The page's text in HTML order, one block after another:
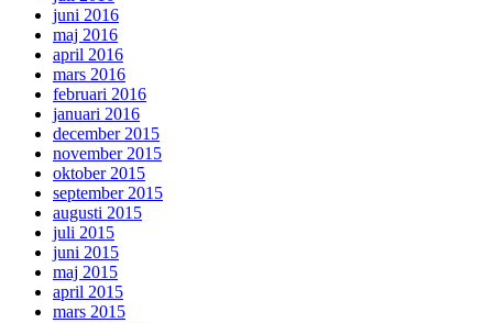
juni 2016
maj 2016
april 2016
mars 2016
februari 2016
januari 2016
december 2015
november 2015
oktober 2015
september 2015
augusti 2015
juli 2015
juni 2015
maj 2015
april 2015
mars 2015